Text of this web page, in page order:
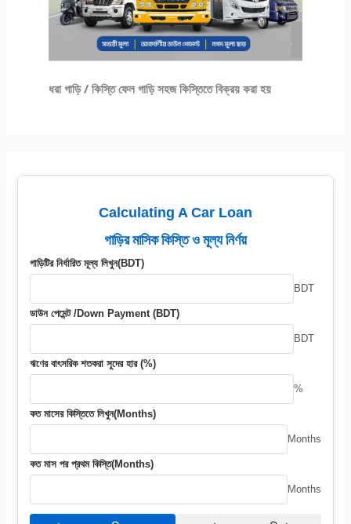
ধরা গাড়ি / কিস্তি ফেল গাড়ি সহজ কিস্তিতে বিক্রয় করা হয়
Calculating A Car Loan
গাড়ির মাসিক কিস্তি ও মূল্য নির্ণয়
গাড়িটির নির্ধারিত মূল্য লিখুন(BDT)
BDT
ডাউন পেমেন্ট /Down Payment (BDT)
BDT
ঋণের বাৎসরিক শতকরা সুদের হার (%)
%
কত মাসের কিস্তিতে লিখুন(Months)
Months
কত মাস পর প্রথম কিস্তি(Months)
Months